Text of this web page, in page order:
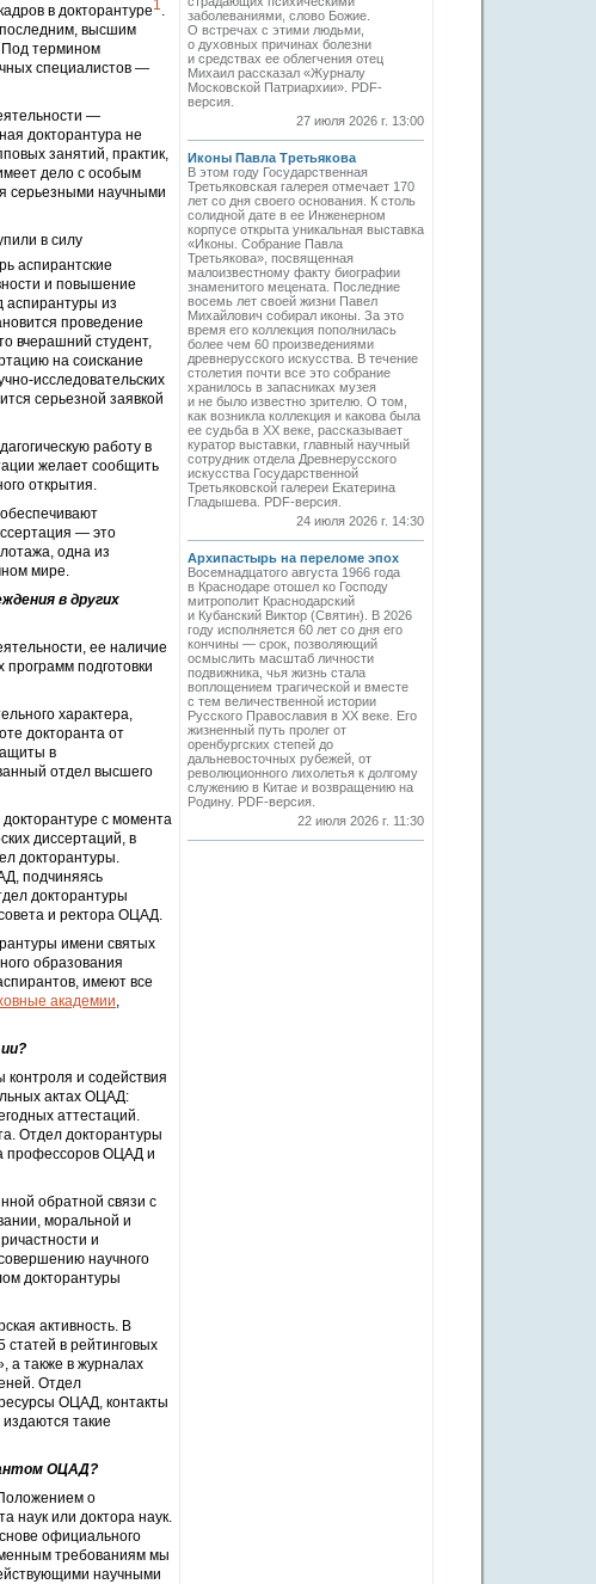
в докторантуре1.
высшим
Под термином
специалистов —
—
докторантура не
занятий, практик,
дело с особым
серьезными научными
в силу
аспирантские
и повышение
аспирантуры из
проведение
вчерашний студент,
на соискание
исследовательских
серьезной заявкой
работу в
желает сообщить
открытия.
— это
одна из
мире.
в других
ее наличие
подготовки
характера,
докторанта от
в
отдел высшего
с момента
диссертаций, в
докторантуры.
подчиняясь
докторантуры
и ректора ОЦАД.
имени святых
образования
имеют все
академии,
и содействия
актах ОЦАД:
аттестаций.
Отдел докторантуры
профессоров ОЦАД и
обратной связи с
моральной и
и
научного
докторантуры
активность. В
статей в рейтинговых
а также в журналах
Отдел
ОЦАД, контакты
такие
ОЦАД?
о
наук или доктора наук.
официального
требованиям мы
научными
заболеваниями, слово Божие.
О встречах с этими людьми,
о духовных причинах болезни
и средствах ее облегчения отец
Михаил рассказал «Журналу
Московской Патриархии». PDF-
версия.
27 июля 2026 г. 13:00
Иконы Павла Третьякова
В этом году Государственная
Третьяковская галерея отмечает 170
лет со дня своего основания. К столь
солидной дате в ее Инженерном
корпусе открыта уникальная выставка
«Иконы. Собрание Павла
Третьякова», посвященная
малоизвестному факту биографии
знаменитого мецената. Последние
восемь лет своей жизни Павел
Михайлович собирал иконы. За это
время его коллекция пополнилась
более чем 60 произведениями
древнерусского искусства. В течение
столетия почти все это собрание
хранилось в запасниках музея
и не было известно зрителю. О том,
как возникла коллекция и какова была
ее судьба в ХХ веке, рассказывает
куратор выставки, главный научный
сотрудник отдела Древнерусского
искусства Государственной
Третьяковской галереи Екатерина
Гладышева. PDF-версия.
24 июля 2026 г. 14:30
Архипастырь на переломе эпох
Восемнадцатого августа 1966 года
в Краснодаре отошел ко Господу
митрополит Краснодарский
и Кубанский Виктор (Святин). В 2026
году исполняется 60 лет со дня его
кончины — срок, позволяющий
осмыслить масштаб личности
подвижника, чья жизнь стала
воплощением трагической и вместе
с тем величественной истории
Русского Православия в XX веке. Его
жизненный путь пролег от
оренбургских степей до
дальневосточных рубежей, от
революционного лихолетья к долгому
служению в Китае и возвращению на
Родину. PDF-версия.
22 июля 2026 г. 11:30